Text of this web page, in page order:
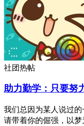
社团热帖
助力勤学：只要努
我们总因为某人说过
请带着你的倔强，以